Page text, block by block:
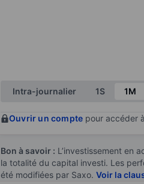
Intra-journalier 1S 1M
Ouvrir un compte pour accéder
Bon à savoir : L’investissement en
la totalité du capital investi. Les
été modifiées par Saxo. Voir la